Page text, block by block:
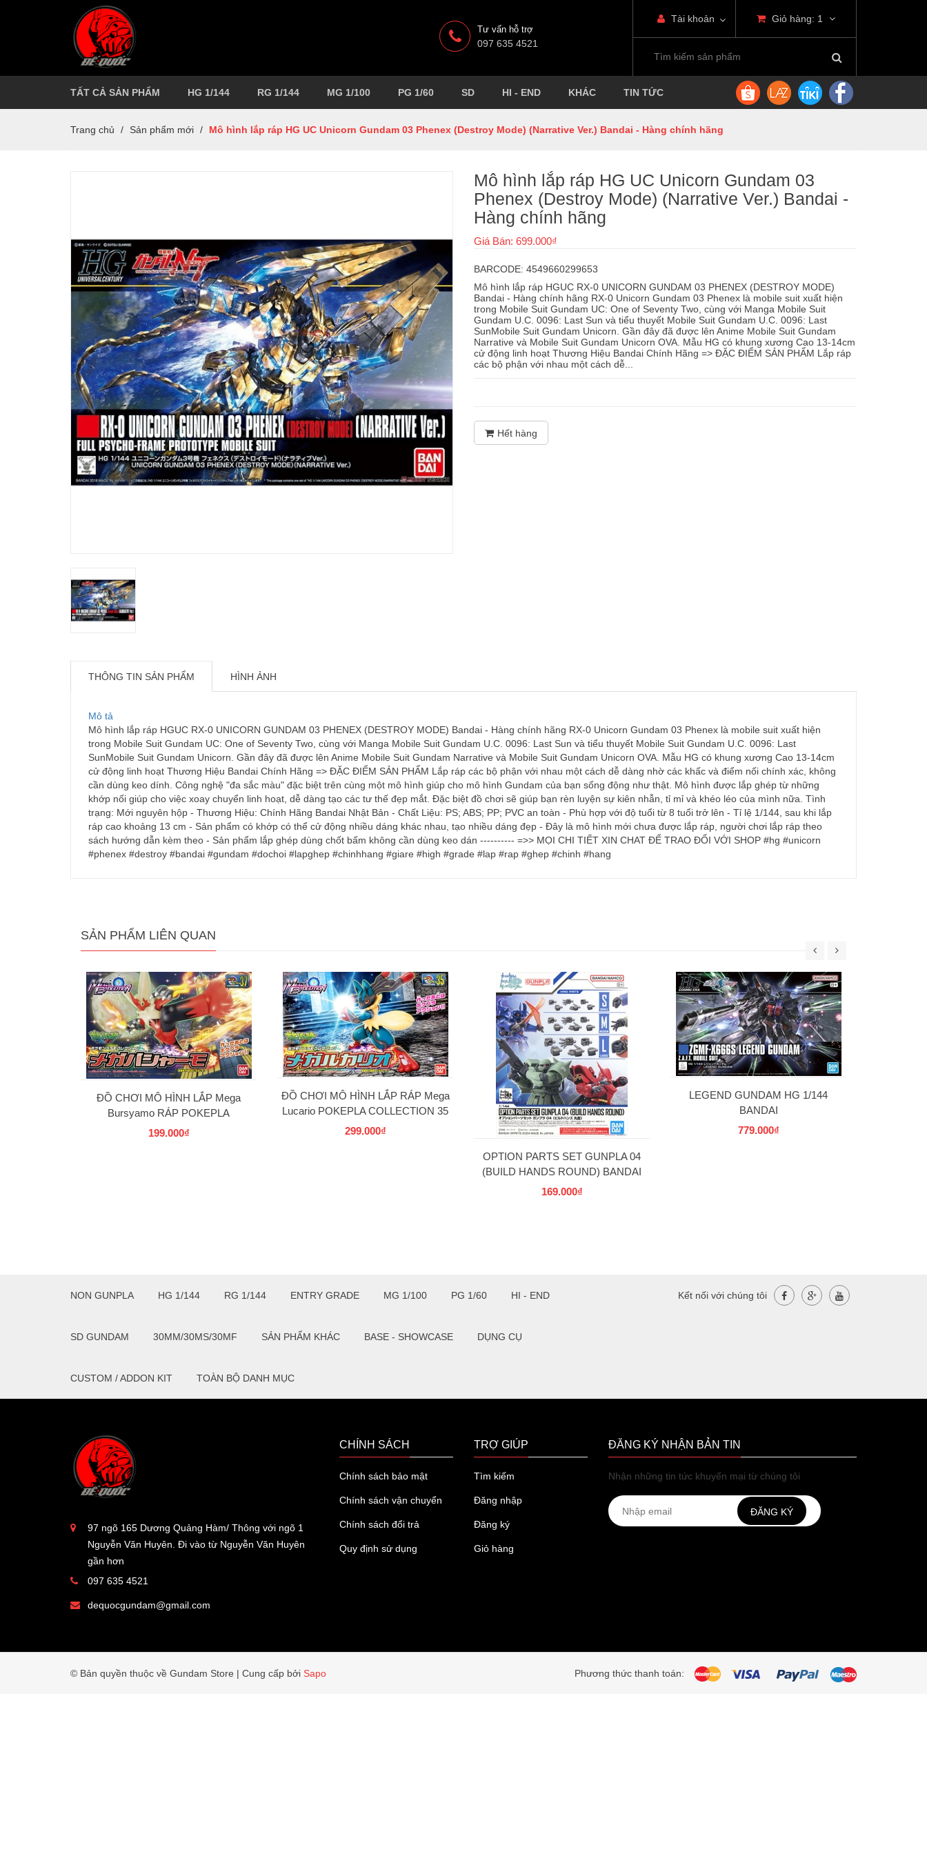
Tài khoản Giỏ hàng: 1
Tư vấn hỗ trợ
097 635 4521
TẤT CẢ SẢN PHẨM HG 1/144 RG 1/144 MG 1/100 PG 1/60 SD HI - END KHÁC TIN TỨC
Trang chủ / Sản phẩm mới / Mô hình lắp ráp HG UC Unicorn Gundam 03 Phenex (Destroy Mode) (Narrative Ver.) Bandai - Hàng chính hãng
Mô hình lắp ráp HG UC Unicorn Gundam 03
Phenex (Destroy Mode) (Narrative Ver.) Bandai -
Hàng chính hãng
Giá Bán: 699.000₫
BARCODE: 4549660299653
Mô hình lắp ráp HGUC RX-0 UNICORN GUNDAM 03 PHENEX (DESTROY MODE)
Bandai - Hàng chính hãng RX-0 Unicorn Gundam 03 Phenex là mobile suit xuất hiện
trong Mobile Suit Gundam UC: One of Seventy Two, cùng với Manga Mobile Suit
Gundam U.C. 0096: Last Sun và tiểu thuyết Mobile Suit Gundam U.C. 0096: Last
SunMobile Suit Gundam Unicorn. Gần đây đã được lên Anime Mobile Suit Gundam
Narrative và Mobile Suit Gundam Unicorn OVA. Mẫu HG có khung xương Cao 13-14cm
cử động linh hoạt Thương Hiệu Bandai Chính Hãng => ĐẶC ĐIỂM SẢN PHẨM Lắp ráp
các bộ phận với nhau một cách dễ...
Hết hàng
THÔNG TIN SẢN PHẨM HÌNH ẢNH
Mô tả
Mô hình lắp ráp HGUC RX-0 UNICORN GUNDAM 03 PHENEX (DESTROY MODE) Bandai - Hàng chính hãng RX-0 Unicorn Gundam 03 Phenex là mobile suit xuất hiện
trong Mobile Suit Gundam UC: One of Seventy Two, cùng với Manga Mobile Suit Gundam U.C. 0096: Last Sun và tiểu thuyết Mobile Suit Gundam U.C. 0096: Last
SunMobile Suit Gundam Unicorn. Gần đây đã được lên Anime Mobile Suit Gundam Narrative và Mobile Suit Gundam Unicorn OVA. Mẫu HG có khung xương Cao 13-14cm
cử động linh hoạt Thương Hiệu Bandai Chính Hãng => ĐẶC ĐIỂM SẢN PHẨM Lắp ráp các bộ phận với nhau một cách dễ dàng nhờ các khấc và điểm nối chính xác, không
cần dùng keo dính. Công nghệ "đa sắc màu" đặc biệt trên cùng một mô hình giúp cho mô hình Gundam của bạn sống động như thật. Mô hình được lắp ghép từ những
khớp nối giúp cho việc xoay chuyển linh hoạt, dễ dàng tạo các tư thế đẹp mắt. Đặc biệt đồ chơi sẽ giúp bạn rèn luyện sự kiên nhẫn, tỉ mỉ và khéo léo của mình nữa. Tình
trạng: Mới nguyên hộp - Thương Hiệu: Chính Hãng Bandai Nhật Bản - Chất Liệu: PS; ABS; PP; PVC an toàn - Phù hợp với độ tuổi từ 8 tuổi trở lên - Tỉ lệ 1/144, sau khi lắp
ráp cao khoảng 13 cm - Sản phẩm có khớp có thể cử động nhiều dáng khác nhau, tạo nhiều dáng đẹp - Đây là mô hình mới chưa được lắp ráp, người chơi lắp ráp theo
sách hướng dẫn kèm theo - Sản phẩm lắp ghép dùng chốt bấm không cần dùng keo dán ---------- =>> MỌI CHI TIẾT XIN CHAT ĐỂ TRAO ĐỔI VỚI SHOP #hg #unicorn
#phenex #destroy #bandai #gundam #dochoi #lapghep #chinhhang #giare #high #grade #lap #rap #ghep #chinh #hang
SẢN PHẨM LIÊN QUAN
ĐỒ CHƠI MÔ HÌNH LẮP Mega
Bursyamo RÁP POKEPLA
COLLECTION 37 SELECT SERIES
199.000₫
ĐỒ CHƠI MÔ HÌNH LẮP RÁP Mega
Lucario POKEPLA COLLECTION 35
SELECT SERIES BANDAI
299.000₫
OPTION PARTS SET GUNPLA 04
(BUILD HANDS ROUND) BANDAI
169.000₫
LEGEND GUNDAM HG 1/144
BANDAI
779.000₫
NON GUNPLA HG 1/144 RG 1/144 ENTRY GRADE MG 1/100 PG 1/60 HI - END
SD GUNDAM 30MM/30MS/30MF SẢN PHẨM KHÁC BASE - SHOWCASE DỤNG CỤ
CUSTOM / ADDON KIT TOÀN BỘ DANH MỤC
Kết nối với chúng tôi
97 ngõ 165 Dương Quảng Hàm/ Thông với ngõ 1
Nguyễn Văn Huyên. Đi vào từ Nguyễn Văn Huyên
gần hơn
097 635 4521
dequocgundam@gmail.com
CHÍNH SÁCH
Chính sách bảo mật
Chính sách vận chuyển
Chính sách đổi trả
Quy định sử dụng
TRỢ GIÚP
Tìm kiếm
Đăng nhập
Đăng ký
Giỏ hàng
ĐĂNG KÝ NHẬN BẢN TIN
Nhận những tin tức khuyến mại từ chúng tôi
ĐĂNG KÝ
© Bản quyền thuộc về Gundam Store | Cung cấp bởi Sapo Phương thức thanh toán: